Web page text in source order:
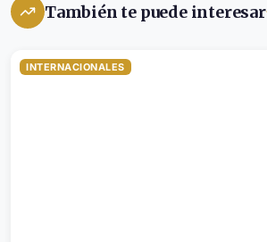
También te puede interesar
INTERNACIONALES